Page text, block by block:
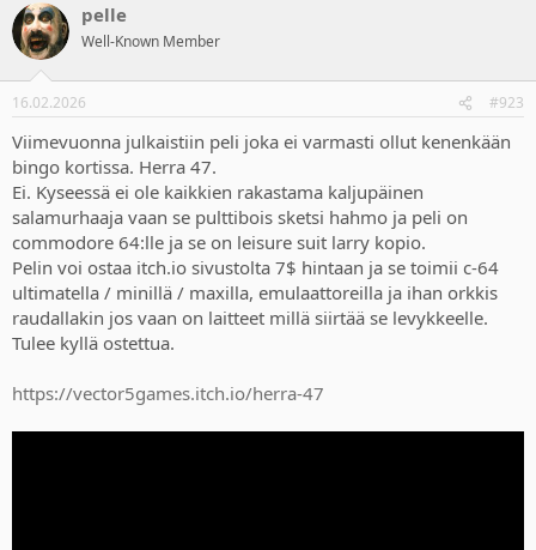
c
t
i
s
pelle
Well-Known Member
16.02.2026 #923
Viimevuonna julkaistiin peli joka ei varmasti ollut kenenkään
bingo kortissa. Herra 47.
Ei. Kyseessä ei ole kaikkien rakastama kaljupäinen
salamurhaaja vaan se pulttibois sketsi hahmo ja peli on
commodore 64:lle ja se on leisure suit larry kopio.
Pelin voi ostaa itch.io sivustolta 7$ hintaan ja se toimii c-64
ultimatella / minillä / maxilla, emulaattoreilla ja ihan orkkis
raudallakin jos vaan on laitteet millä siirtää se levykkeelle.
Tulee kyllä ostettua.
https://vector5games.itch.io/herra-47